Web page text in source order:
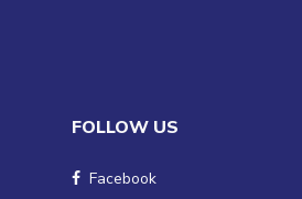
FOLLOW US
Facebook